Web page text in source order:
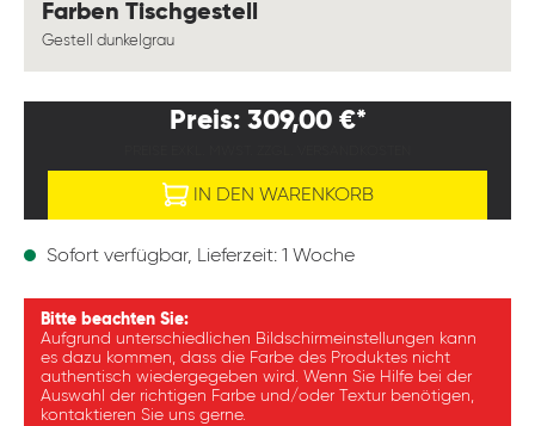
Farben Tischgestell
Gestell dunkelgrau
Preis: 309,00 €*
IN DEN WARENKORB
Sofort verfügbar, Lieferzeit: 1 Woche
Bitte beachten Sie:
Aufgrund unterschiedlichen Bildschirmeinstellungen kann
es dazu kommen, dass die Farbe des Produktes nicht
authentisch wiedergegeben wird. Wenn Sie Hilfe bei der
Auswahl der richtigen Farbe und/oder Textur benötigen,
kontaktieren Sie uns gerne.